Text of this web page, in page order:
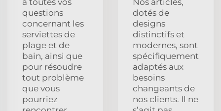
questions
concernant les
serviettes de
plage et de
bain, ainsi que
pour résoudre
tout problème
que vous
pourriez
dotés de
designs
distinctifs et
modernes, sont
spécifiquement
adaptés aux
besoins
changeants de
nos clients. Il ne